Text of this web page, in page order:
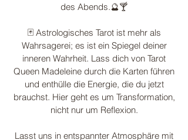
des Abends.🔮🍸
🃏 Astrologisches Tarot ist mehr als
Wahrsagerei; es ist ein Spiegel deiner
inneren Wahrheit. Lass dich von Tarot
Queen Madeleine durch die Karten führen
und enthülle die Energie, die du jetzt
brauchst. Hier geht es um Transformation,
nicht nur um Reflexion.
Lasst uns in entspannter Atmosphäre mit